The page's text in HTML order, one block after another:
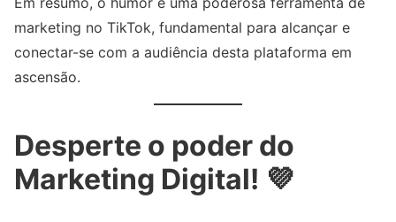
marketing no TikTok, fundamental para alcançar e
conectar-se com a audiência desta plataforma em
ascensão.
Desperte o poder do
Marketing Digital! 💜